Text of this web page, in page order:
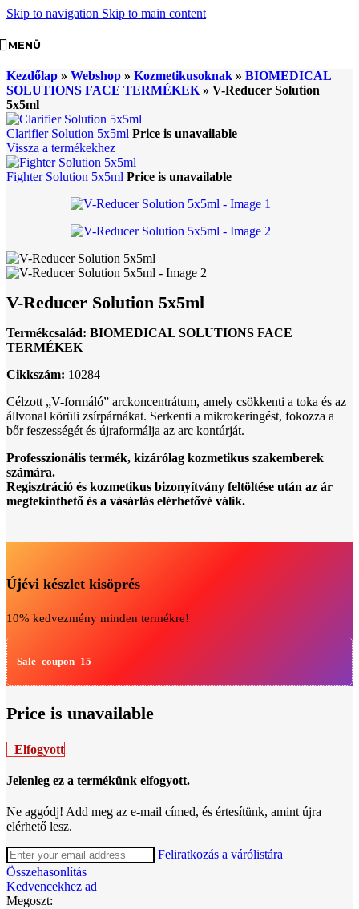
Skip to navigation Skip to main content
MENÜ
Kezdőlap » Webshop » Kozmetikusoknak » BIOMEDICAL
SOLUTIONS FACE TERMÉKEK » V-Reducer Solution
5x5ml
Clarifier Solution 5x5ml Price is unavailable
Vissza a termékekhez
Fighter Solution 5x5ml Price is unavailable
V-Reducer Solution 5x5ml
Termékcsalád: BIOMEDICAL SOLUTIONS FACE
TERMÉKEK
Cikkszám: 10284
Célzott „V-formáló” arckoncentrátum, amely csökkenti a toka és az
állvonal körüli zsírpárnákat. Serkenti a mikrokeringést, fokozza a
bőr feszességét és újraformálja az arc kontúrját.
Professzionális termék, kizárólag kozmetikus szakemberek
számára.
Regisztráció és kozmetikus bizonyítvány feltöltése után az ár
megtekinthető és a vásárlás elérhetővé válik.
Újévi készlet kisöprés
10% kedvezmény minden termékre!
Sale_coupon_15
Price is unavailable
Elfogyott
Jelenleg ez a termékünk elfogyott.
Ne aggódj! Add meg az e-mail címed, és értesítünk, amint újra
elérhető lesz.
Feliratkozás a várólistára
Összehasonlítás
Kedvencekhez ad
Megoszt: